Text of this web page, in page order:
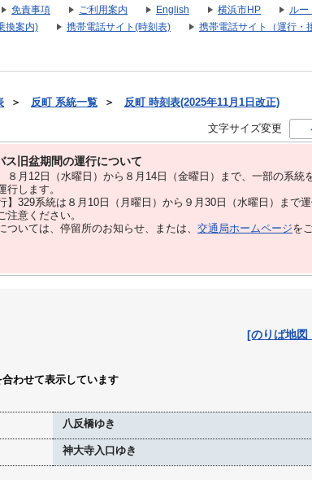
免責事項 ご利用案内 English 横浜市HP
ルー
換案内)
携帯電話サイト(時刻表) 携帯電話サイト（運行・
＞ 反町 系統一覧 ＞ 反町 時刻表(2025年11月1日改正)
文字サイズ変更
ス旧盆期間の運行について
⽉12⽇（水曜日）から８⽉14⽇（金曜日）まで、⼀部の系統
⾏します。
329系統は８月10日（月曜日）から９月30日（水曜日）まで
意ください。
ついては、停留所のお知らせ、または、 交通局ホームページを
[のりば地図
わせて表示しています
八反橋ゆき
神大寺入口ゆき